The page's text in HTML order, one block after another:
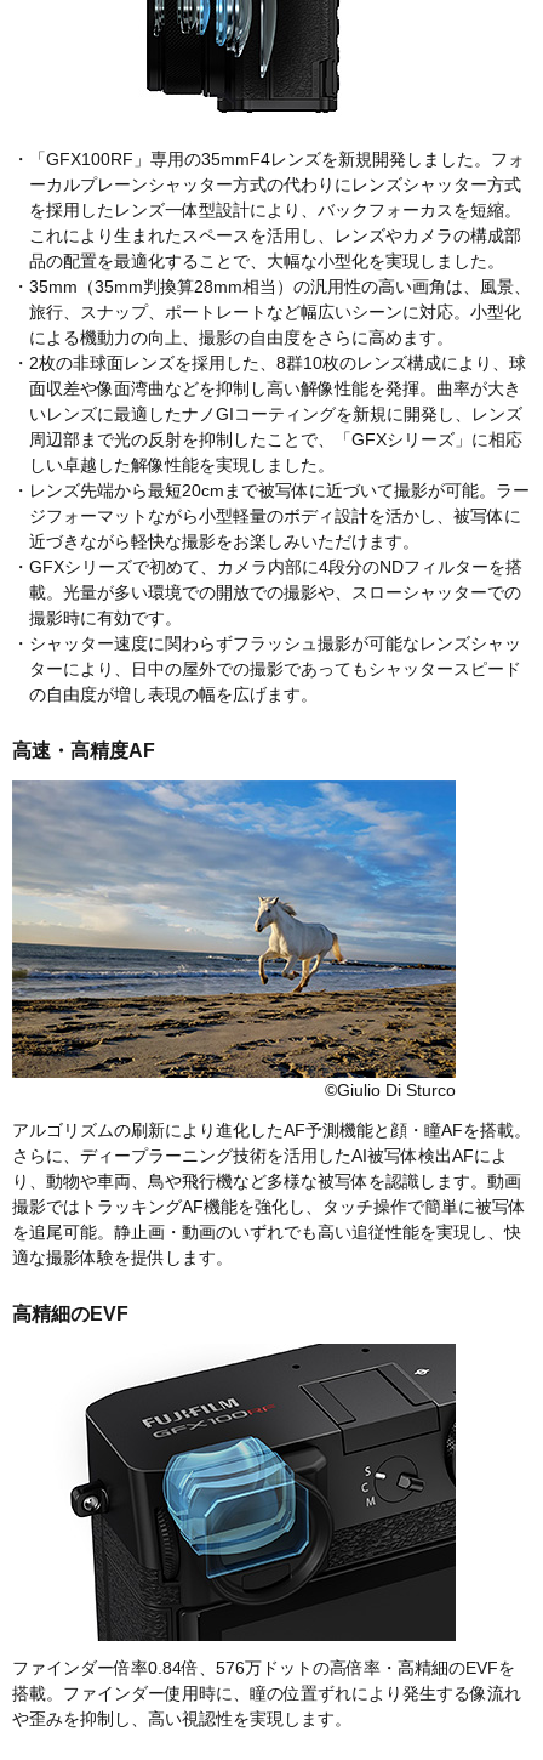
・「GFX100RF」専用の35mmF4レンズを新規開発しました。フォ
ーカルプレーンシャッター方式の代わりにレンズシャッター方式
を採用したレンズ一体型設計により、バックフォーカスを短縮。
これにより生まれたスペースを活用し、レンズやカメラの構成部
品の配置を最適化することで、大幅な小型化を実現しました。
・35mm（35mm判換算28mm相当）の汎用性の高い画角は、風景、
旅行、スナップ、ポートレートなど幅広いシーンに対応。小型化
による機動力の向上、撮影の自由度をさらに高めます。
・2枚の非球面レンズを採用した、8群10枚のレンズ構成により、球
面収差や像面湾曲などを抑制し高い解像性能を発揮。曲率が大き
いレンズに最適したナノGIコーティングを新規に開発し、レンズ
周辺部まで光の反射を抑制したことで、「GFXシリーズ」に相応
しい卓越した解像性能を実現しました。
・レンズ先端から最短20cmまで被写体に近づいて撮影が可能。ラー
ジフォーマットながら小型軽量のボディ設計を活かし、被写体に
近づきながら軽快な撮影をお楽しみいただけます。
・GFXシリーズで初めて、カメラ内部に4段分のNDフィルターを搭
載。光量が多い環境での開放での撮影や、スローシャッターでの
撮影時に有効です。
・シャッター速度に関わらずフラッシュ撮影が可能なレンズシャッ
ターにより、日中の屋外での撮影であってもシャッタースピード
の自由度が増し表現の幅を広げます。
高速・高精度AF
©Giulio Di Sturco
アルゴリズムの刷新により進化したAF予測機能と顔・瞳AFを搭載。
さらに、ディープラーニング技術を活用したAI被写体検出AFによ
り、動物や車両、鳥や飛行機など多様な被写体を認識します。動画
撮影ではトラッキングAF機能を強化し、タッチ操作で簡単に被写体
を追尾可能。静止画・動画のいずれでも高い追従性能を実現し、快
適な撮影体験を提供します。
高精細のEVF
ファインダー倍率0.84倍、576万ドットの高倍率・高精細のEVFを
搭載。ファインダー使用時に、瞳の位置ずれにより発生する像流れ
や歪みを抑制し、高い視認性を実現します。